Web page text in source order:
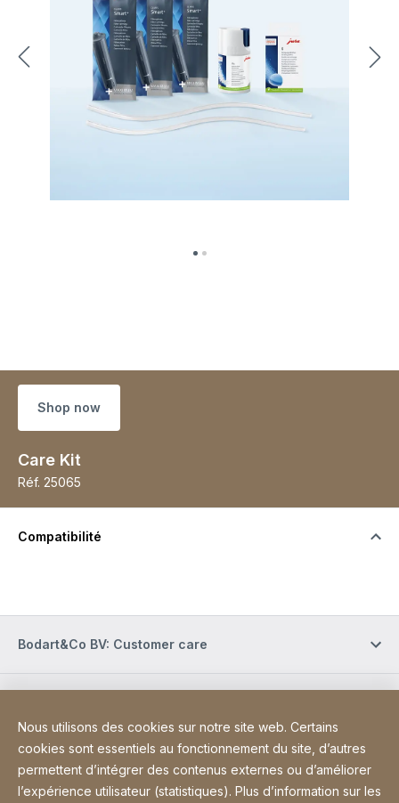
Shop now
Care Kit
Réf. 25065
Compatibilité
Bodart&Co BV: Customer care
Site Web
[Website information]
Informations légales
Mentions légales
Déclaration d'accessibilité
Sitemap
Nous utilisons des cookies sur notre site web. Certains
cookies sont essentiels au fonctionnement du site, d’autres
permettent d’intégrer des contenus externes ou d’améliorer
l’expérience utilisateur (statistiques). Plus d’information sur les